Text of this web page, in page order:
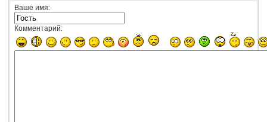
Ваше имя:
Комментарий: